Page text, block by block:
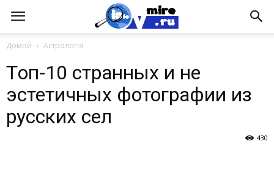
Домой Астрологія
Tоп-10 странных и не
эстетичных фотографии из
русских сел
430